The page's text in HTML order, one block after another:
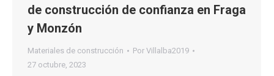
de construcción de confianza en Fraga
y Monzón
Materiales de construcción Por Villalba2019
27 octubre, 2023